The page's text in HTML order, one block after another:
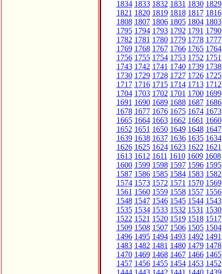
1834 1833 1832 1831 1830 1829
1821 1820 1819 1818 1817 1816
1808 1807 1806 1805 1804 1803
1795 1794 1793 1792 1791 1790
1782 1781 1780 1779 1778 1777
1769 1768 1767 1766 1765 1764
1756 1755 1754 1753 1752 1751
1743 1742 1741 1740 1739 1738
1730 1729 1728 1727 1726 1725
1717 1716 1715 1714 1713 1712
1704 1703 1702 1701 1700 1699
1691 1690 1689 1688 1687 1686
1678 1677 1676 1675 1674 1673
1665 1664 1663 1662 1661 1660
1652 1651 1650 1649 1648 1647
1639 1638 1637 1636 1635 1634
1626 1625 1624 1623 1622 1621
1613 1612 1611 1610 1609 1608
1600 1599 1598 1597 1596 1595
1587 1586 1585 1584 1583 1582
1574 1573 1572 1571 1570 1569
1561 1560 1559 1558 1557 1556
1548 1547 1546 1545 1544 1543
1535 1534 1533 1532 1531 1530
1522 1521 1520 1519 1518 1517
1509 1508 1507 1506 1505 1504
1496 1495 1494 1493 1492 1491
1483 1482 1481 1480 1479 1478
1470 1469 1468 1467 1466 1465
1457 1456 1455 1454 1453 1452
1444 1443 1442 1441 1440 1439